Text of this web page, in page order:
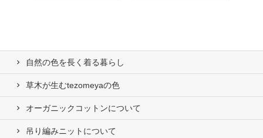
自然の⾊を⻑く着る暮らし
草木が生むtezomeyaの⾊
オーガニックコットンについて
吊り編みニットについて